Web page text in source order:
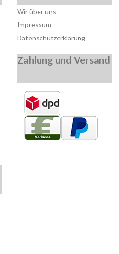
Wir über uns
Impressum
Datenschutzerklärung
Zahlung und Versand